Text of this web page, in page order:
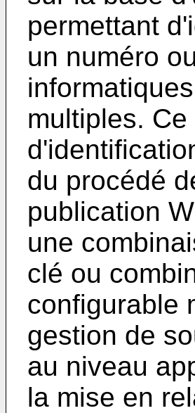
permettant
un numéro
multiples.
du procédé
publication
une
clé ou
configurable
gestion de
au niveau
la mise en